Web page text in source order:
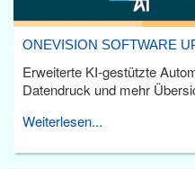
ONEVISION SOFTWARE
Erweiterte KI-gestützte
Datendruck und mehr
Weiterlesen...